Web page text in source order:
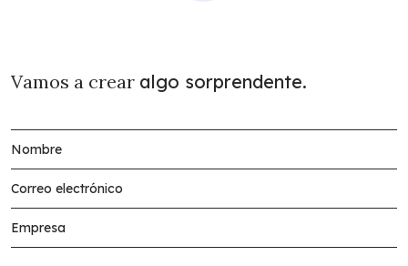
Vamos a crear algo sorprendente.